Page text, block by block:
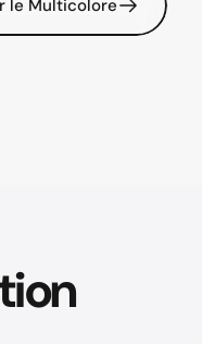
le Multicolore